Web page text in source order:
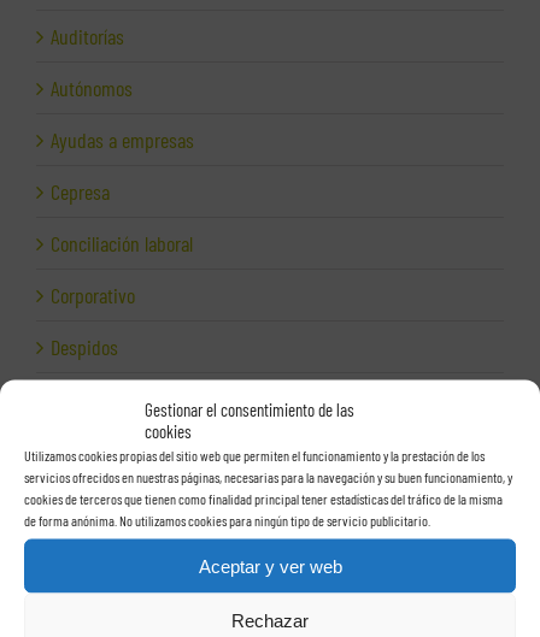
Gestionar el consentimiento de las
cookies
Utilizamos cookies propias del sitio web que permiten el funcionamiento y la prestación de los
servicios ofrecidos en nuestras páginas, necesarias para la navegación y su buen funcionamiento, y
cookies de terceros que tienen como finalidad principal tener estadísticas del tráfico de la misma
de forma anónima. No utilizamos cookies para ningún tipo de servicio publicitario.
Aceptar y ver web
Rechazar
Auditorías
Autónomos
Ayudas a empresas
Cepresa
Conciliación laboral
Corporativo
Despidos
Dirección financiera
Empresas e Internet
Exportación